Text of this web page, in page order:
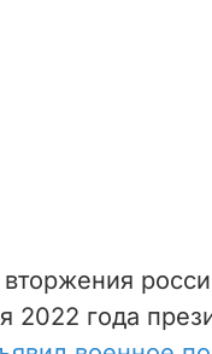
2022 года